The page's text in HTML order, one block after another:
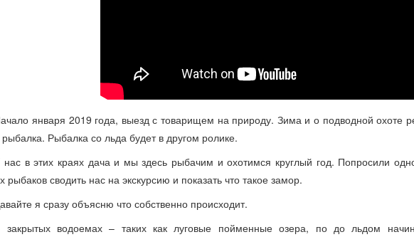
января 2019 года, выезд с товарищем на природу. Зима и о подводной охоте
Рыбалка со льда будет в другом ролике.
нас в этих краях дача и мы здесь рыбачим и охотимся круглый год. Попросили
рыбаков сводить нас на экскурсию и показать что такое замор.
я сразу объясню что собственно происходит.
закрытых водоемах – таких как луговые пойменные озера, по до льдом